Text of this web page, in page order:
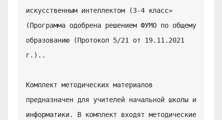
искусственным интеллектом (3-4 класс»
(Программа одобрена решением ФУМО по общему
образованию (Протокол 5/21 от 19.11.2021
г.)..
Комплект методических материалов
предназначен для учителей начальной школы и
информатики. В комплект входят методические